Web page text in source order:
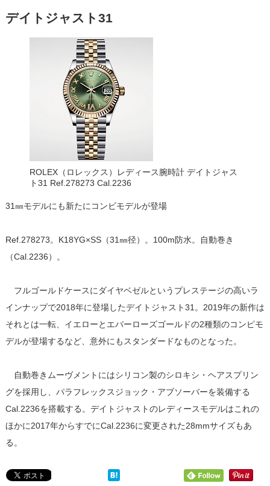
デイトジャスト31
ROLEX（ロレックス）レディース腕時計 デイトジャス
ト31 Ref.278273 Cal.2236
31㎜モデルにも新たにコンビモデルが登場
Ref.278273。K18YG×SS（31㎜径）。100m防水。自動巻き
（Cal.2236）。
フルゴールドケースにダイヤベゼルというプレステージの高いラ
インナップで2018年に登場したデイトジャスト31。2019年の新作は
それとは一転、イエローとエバーローズゴールドの2種類のコンピモ
デルが登場するなど、意外にもスタンダードなものとなった。
自動巻きムーヴメントにはシリコン製のシロキシ・ヘアスプリン
グを採用し、パラフレックスジョック・アブソーバーを装備する
Cal.2236を搭載する。デイトジャストのレディースモデルはこれの
ほかに2017年からすでにCal.2236に変更された28mmサイズもあ
る。